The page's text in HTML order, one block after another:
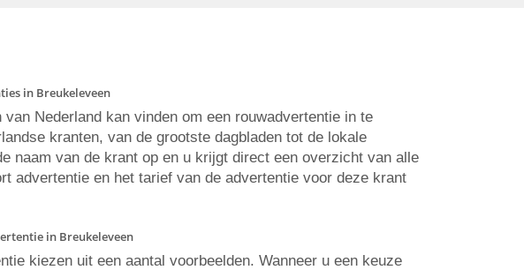
in Breukeleveen
Nederland kan vinden om een rouwadvertentie in te
kranten, van de grootste dagbladen tot de lokale
naam van de krant op en u krijgt direct een overzicht van alle
advertentie en het tarief van de advertentie voor deze krant
in Breukeleveen
kiezen uit een aantal voorbeelden. Wanneer u een keuze